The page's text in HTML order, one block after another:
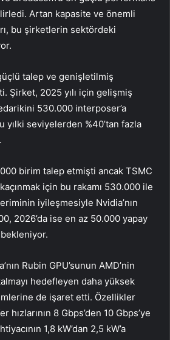
Artan kapasite ve önemli
bu şirketlerin sektördeki
talep ve genişletilmiş
Şirket, 2025 yılı için gelişmiş
530.000 interposer’a
yılki seviyelerden %40’tan fazla
birim talep etmişti ancak TSMC
için bu rakamı 530.000 ile
iyileşmesiyle Nvidia’nın
2026’da ise en az 50.000 yapay
Rubin GPU’sunun AMD’nin
hedefleyen daha yüksek
de işaret etti. Özellikler
hızlarının 8 Gbps’den 10 Gbps’ye
1,8 kW’dan 2,5 kW’a